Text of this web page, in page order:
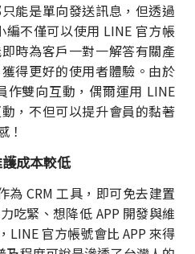
能是單向發送訊息，但透過
編不僅可以使用 LINE 官方帳
時為客戶一對一解答有關產
得更好的使用者體驗。由於
作雙向互動，偶爾運用 LINE
，不但可以提升會員的黏著
！
成本較低
為 CRM 工具，即可免去建置
吃緊、想降低 APP 開發與維
LINE 官方帳號會比 APP 來得